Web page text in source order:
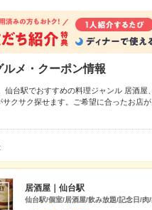
メ・クーポン情報
仙台駅でおすすめの料理ジャンル 居酒屋
クサク探せます。ご希望に合ったお店
居酒屋｜仙台駅
仙台駅/個室/居酒屋/飲み放題/記念日/